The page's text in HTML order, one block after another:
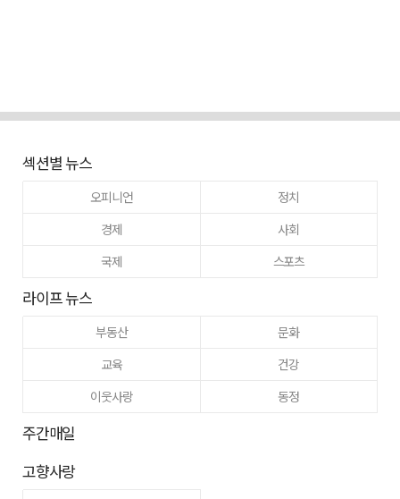
섹션별 뉴스
오피니언
정치
경제
사회
국제
스포츠
라이프 뉴스
부동산
문화
교육
건강
이웃사랑
동정
주간매일
고향사랑